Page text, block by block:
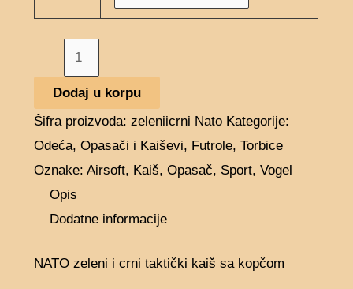
Dodaj u korpu
Šifra proizvoda:zeleniicrni Nato Kategorije:
Odeća,Opasači i Kaiševi, Futrole, Torbice
Oznake:Airsoft, Kaiš,Opasač, Sport,Vogel
Opis
Dodatne informacije
NATO zeleni i crni taktički kaiš sa kopčom